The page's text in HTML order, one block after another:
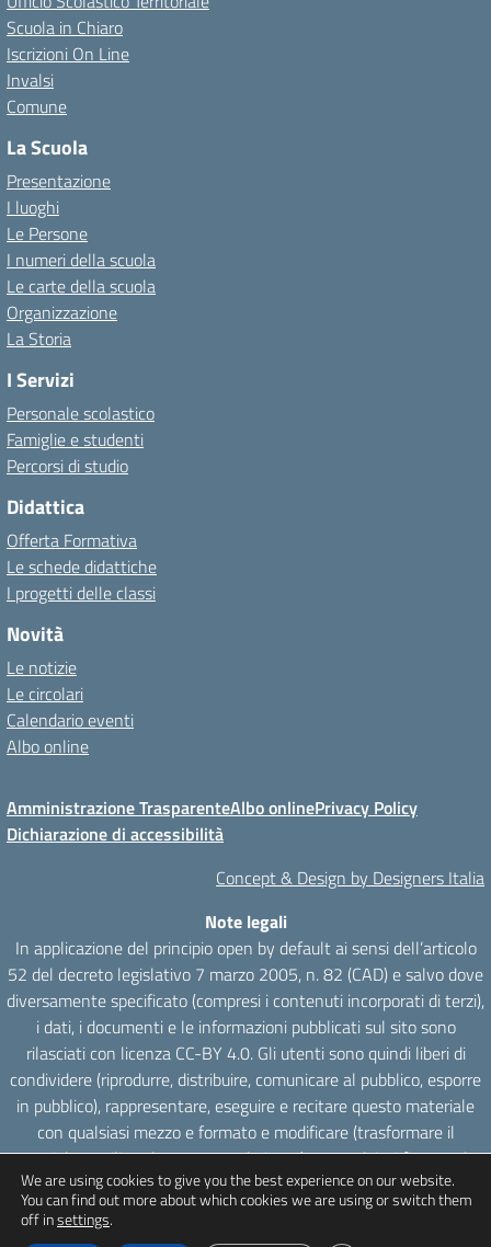
Scuola in Chiaro
Iscrizioni On Line
Invalsi
Comune
La Scuola
Presentazione
I luoghi
Le Persone
I numeri della scuola
Le carte della scuola
Organizzazione
La Storia
I Servizi
Personale scolastico
Famiglie e studenti
Percorsi di studio
Didattica
Offerta Formativa
Le schede didattiche
I progetti delle classi
Novità
Le notizie
Le circolari
Calendario eventi
Albo online
Amministrazione TrasparenteAlbo onlinePrivacy Policy
Dichiarazione di accessibilità
Concept & Design by Designers Italia
Note legali
In applicazione del principio open by default ai sensi dell’articolo
52 del decreto legislativo 7 marzo 2005, n. 82 (CAD) e salvo dove
diversamente specificato (compresi i contenuti incorporati di terzi),
i dati, i documenti e le informazioni pubblicati sul sito sono
rilasciati con licenza CC-BY 4.0. Gli utenti sono quindi liberi di
condividere (riprodurre, distribuire, comunicare al pubblico, esporre
in pubblico), rappresentare, eseguire e recitare questo materiale
con qualsiasi mezzo e formato e modificare (trasformare il
materiale e utilizzarlo per opere derivate) per qualsiasi fine, anche
commerciale con il solo onere di attribuzione, senza apporre
restrizioni aggiuntive.
We are using cookies to give you the best experience on our website.
You can find out more about which cookies we are using or switch them
off insettings.